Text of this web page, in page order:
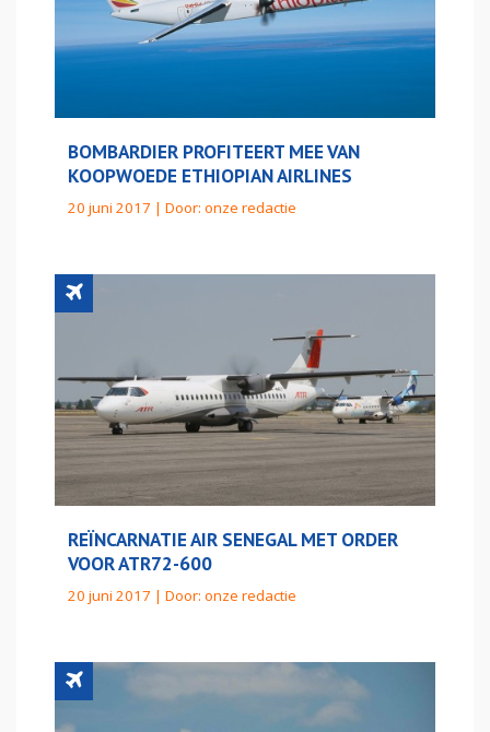
BOMBARDIER PROFITEERT MEE VAN
KOOPWOEDE ETHIOPIAN AIRLINES
20 juni 2017 | Door: onze redactie
REÏNCARNATIE AIR SENEGAL MET ORDER
VOOR ATR72-600
20 juni 2017 | Door: onze redactie